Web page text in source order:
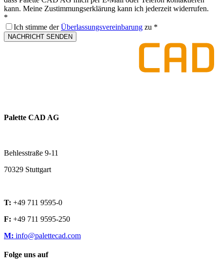
kann. Meine Zustimmungserklärung kann ich jederzeit widerrufen.
*
Ich stimme derÜberlassungsvereinbarung zu *
NACHRICHT SENDEN
Palette CAD AG
Behlesstraße 9-11
70329 Stuttgart
T: +49 711 9595-0
F: +49 711 9595-250
M: info@palettecad.com
Folge uns auf